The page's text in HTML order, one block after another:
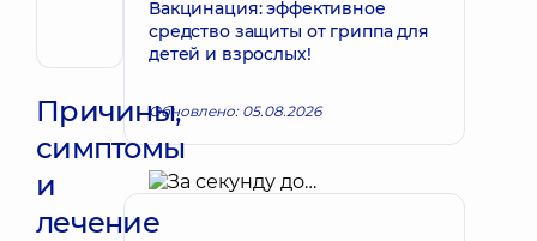
Хирург
эндоваскулярный
Причины,
симптомы
и
лечение
Вакцинация: эффективное
средство защиты от гриппа для
детей и взрослых!
Обновлено: 05.08.2026